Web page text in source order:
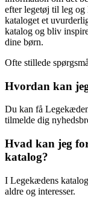
efter legetøj til leg
kataloget et
katalog og bliv
dine børn.
Ofte stillede
Hvordan kan
Du kan få
tilmelde dig
Hvad kan jeg
katalog?
I Legekædens
aldre og interesser.